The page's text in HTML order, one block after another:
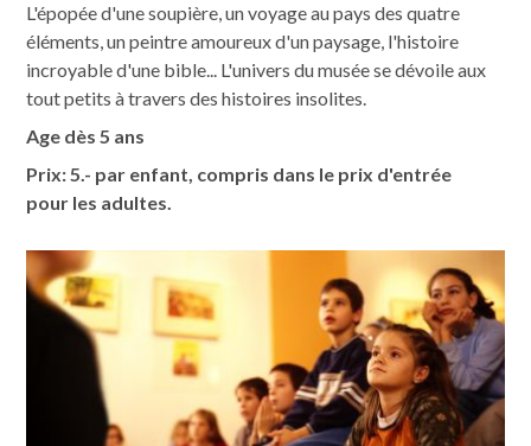
L'épopée d'une soupière, un voyage au pays des quatre
éléments, un peintre amoureux d'un paysage, l'histoire
incroyable d'une bible... L'univers du musée se dévoile aux
tout petits à travers des histoires insolites.
Age dès 5 ans
Prix: 5.- par enfant, compris dans le prix d'entrée
pour les adultes.